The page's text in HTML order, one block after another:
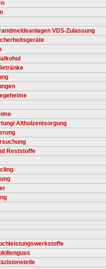
VDS-Zulassung
Altholzentsorgung
Reststoffe